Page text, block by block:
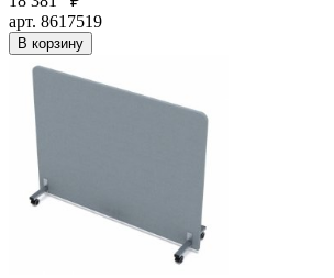
арт. 8617519
В корзину